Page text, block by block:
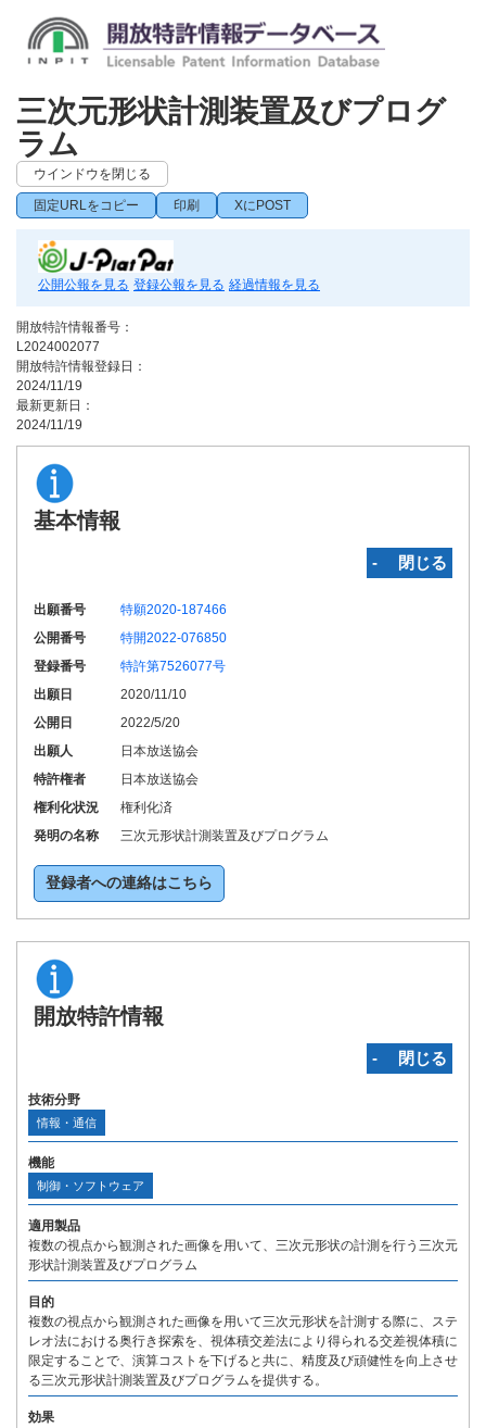
三次元形状計測装置及びプログ
ラム
ウインドウを閉じる
固定URLをコピー 印刷 XにPOST
公開公報を見る 登録公報を見る 経過情報を見る
開放特許情報番号：
L2024002077
開放特許情報登録日：
2024/11/19
最新更新日：
2024/11/19
基本情報
‐ 閉じる
出願番号
特願2020-187466
公開番号
特開2022-076850
登録番号
特許第7526077号
出願日
2020/11/10
公開日
2022/5/20
出願人
日本放送協会
特許権者
日本放送協会
権利化状況
権利化済
発明の名称
三次元形状計測装置及びプログラム
登録者への連絡はこちら
開放特許情報
‐ 閉じる
技術分野
情報・通信
機能
制御・ソフトウェア
適用製品
複数の視点から観測された画像を用いて、三次元形状の計測を行う三次元
形状計測装置及びプログラム
目的
複数の視点から観測された画像を用いて三次元形状を計測する際に、ステ
レオ法における奥行き探索を、視体積交差法により得られる交差視体積に
限定することで、演算コストを下げると共に、精度及び頑健性を向上させ
る三次元形状計測装置及びプログラムを提供する。
効果